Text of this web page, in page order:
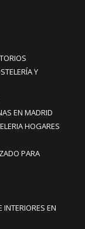
Y
EN MADRID
HOGARES
PARA
INTERIORES EN